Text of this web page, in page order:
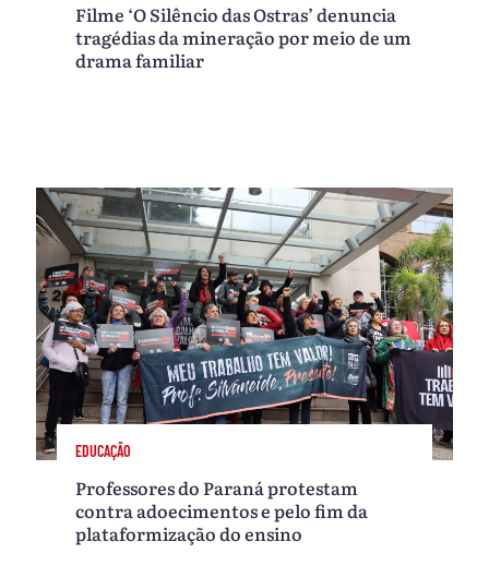
Filme ‘O Silêncio das Ostras’ denuncia
tragédias da mineração por meio de um
drama familiar
EDUCAÇÃO
Professores do Paraná protestam
contra adoecimentos e pelo fim da
plataformização do ensino